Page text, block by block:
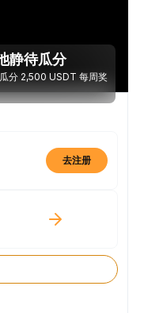
静待瓜分
分 2,500 USDT 每周奖
去注册